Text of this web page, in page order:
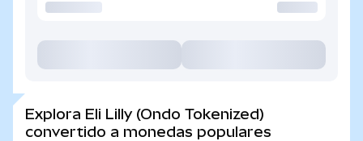
Explora Eli Lilly (Ondo Tokenized)
convertido a monedas populares